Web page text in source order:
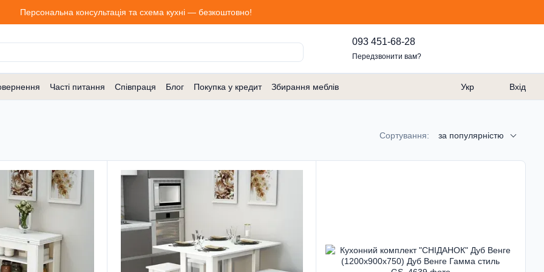
Персональна консультація та схема кухні — безкоштовно!
093 451-68-28
Передзвонити вам?
Часті питання Співпраця Блог Покупка у кредит
Збирання меблів
Укр Вхід
Сортування: за популярністю